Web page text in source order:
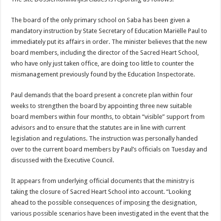
The board of the only primary school on Saba has been given a
mandatory instruction by State Secretary of Education Mariëlle Paul to
immediately put its affairs in order. The minister believes that the new
board members, including the director of the Sacred Heart School,
who have only just taken office, are doing too little to counter the
mismanagement previously found by the Education Inspectorate.
Paul demands that the board present a concrete plan within four
weeks to strengthen the board by appointing three new suitable
board members within four months, to obtain “visible” support from
advisors and to ensure that the statutes are in line with current
legislation and regulations. The instruction was personally handed
over to the current board members by Paul’s officials on Tuesday and
discussed with the Executive Council.
It appears from underlying official documents that the ministry is
taking the closure of Sacred Heart School into account. “Looking
ahead to the possible consequences of imposing the designation,
various possible scenarios have been investigated in the event that the